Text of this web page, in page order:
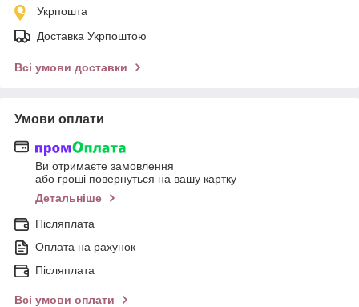
Укрпошта
Доставка Укрпоштою
Всі умови доставки
Умови оплати
Ви отримаєте замовлення
або гроші повернуться на вашу картку
Детальніше
Післяплата
Оплата на рахунок
Післяплата
Всі умови оплати